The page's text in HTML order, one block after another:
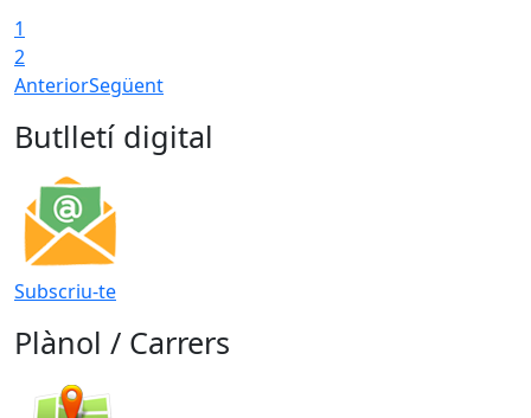
1
2
AnteriorSegüent
Butlletí digital
Subscriu-te
Plànol / Carrers